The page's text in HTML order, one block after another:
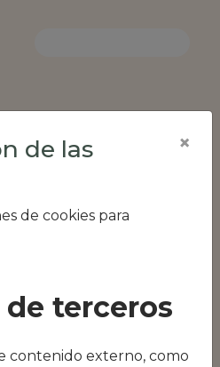
de las
de cookies para
×
terceros
contenido externo, como